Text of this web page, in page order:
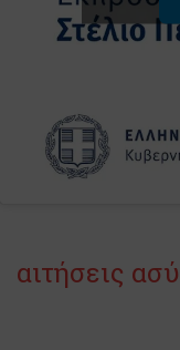
αιτήσεις